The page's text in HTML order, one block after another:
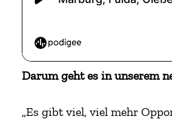
Darum geht es in unserem
„Es gibt viel, viel mehr